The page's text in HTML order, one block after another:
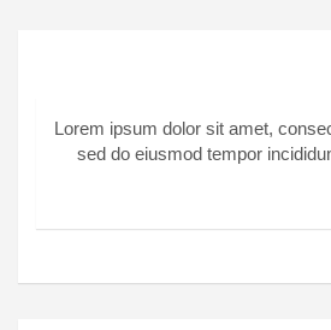
Lorem ipsum dolor sit amet,
sed do eiusmod tempor